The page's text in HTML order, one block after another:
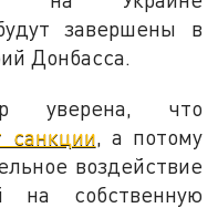
завершены в
Донбасса.
уверена, что
санкции, а потому
воздействие
собственную